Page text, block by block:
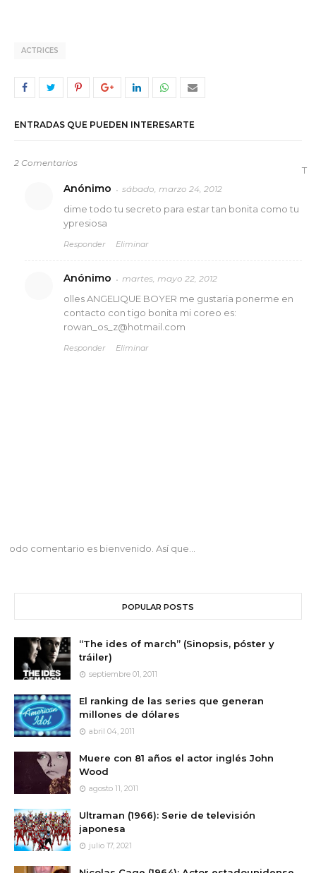
ACTRICES
ENTRADAS QUE PUEDEN INTERESARTE
2 Comentarios
Anónimo sábado, marzo 24, 2012
dime todo tu secreto para estar tan bonita como tu
ypresiosa
Responder Eliminar
Anónimo martes, mayo 22, 2012
olles ANGELIQUE BOYER me gustaria ponerme en
contacto con tigo bonita mi coreo es:
rowan_os_z@hotmail.com
Responder Eliminar
T
odo comentario es bienvenido. Así que...
POPULAR POSTS
“The ides of march” (Sinopsis, póster y
tráiler)
septiembre 01, 2011
El ranking de las series que generan
millones de dólares
abril 04, 2011
Muere con 81 años el actor inglés John
Wood
agosto 11, 2011
Ultraman (1966): Serie de televisión
japonesa
julio 17, 2021